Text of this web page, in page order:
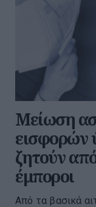
Μείωση
εισφορών
ζητούν
έμποροι
Από τα βασικά